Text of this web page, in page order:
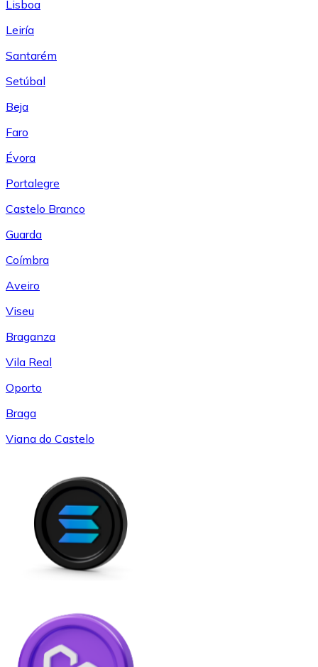
Lisboa
Leiría
Santarém
Setúbal
Beja
Faro
Évora
Portalegre
Castelo Branco
Guarda
Coímbra
Aveiro
Viseu
Braganza
Vila Real
Oporto
Braga
Viana do Castelo